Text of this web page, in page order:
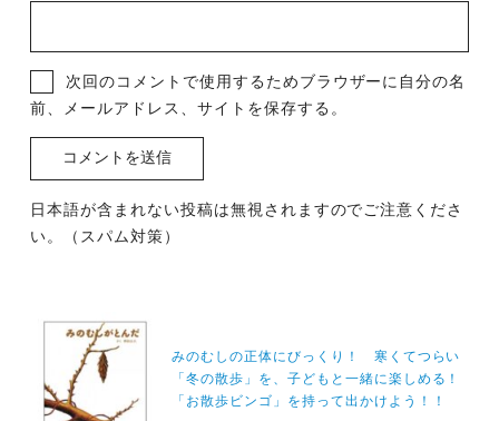
次回のコメントで使用するためブラウザーに自分の名
前、メールアドレス、サイトを保存する。
日本語が含まれない投稿は無視されますのでご注意くださ
い。（スパム対策）
ビ
みのむしの正体にびっくり！ 寒くてつらい
「冬の散歩」を、子どもと一緒に楽しめる！
「お散歩ビンゴ」を持って出かけよう！！